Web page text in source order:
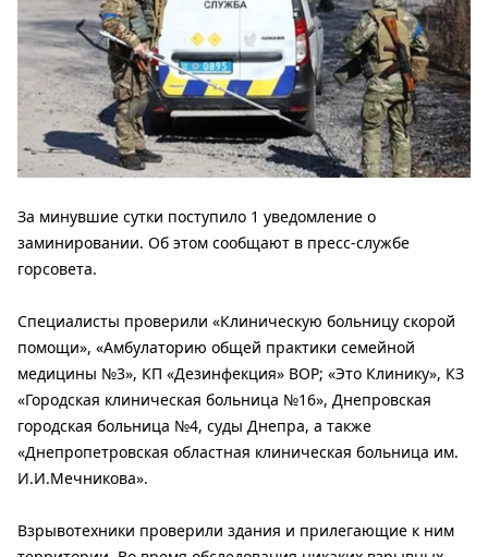
За минувшие сутки поступило 1 уведомление о
заминировании. Об этом сообщают в пресс-службе
горсовета.
Специалисты проверили «Клиническую больницу скорой
помощи», «Амбулаторию общей практики семейной
медицины №3», КП «Дезинфекция» ВОР; «Это Клинику», КЗ
«Городская клиническая больница №16», Днепровская
городская больница №4, суды Днепра, а также
«Днепропетровская областная клиническая больница им.
И.И.Мечникова».
Взрывотехники проверили здания и прилегающие к ним